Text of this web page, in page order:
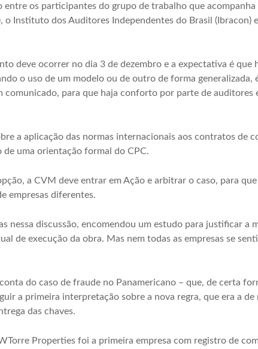
entre os participantes do grupo de trabalho que acompanha
o Instituto dos Auditores Independentes do Brasil (Ibracon)
deve ocorrer no dia 3 de dezembro e a expectativa é que
o uso de um modelo ou de outro de forma generalizada,
para que haja conforto por parte de auditores
a aplicação das normas internacionais aos contratos de
de uma orientação formal do CPC.
a CVM deve entrar em Açãoe arbitrar o caso, para
empresas diferentes.
nessa discussão, encomendou um estudo para justificar a
de execução da obra. Mas nem todas as empresas se
do caso de fraude no Panamericano – que, de certa
a primeira interpretação sobre a nova regra, que era a de
das chaves.
Properties foi a primeira empresa com registro de